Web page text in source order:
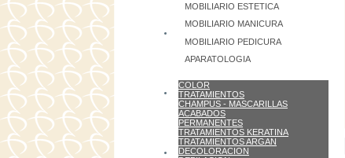
MOBILIARIO ESTETICA
MOBILIARIO MANICURA
MOBILIARIO PEDICURA
APARATOLOGIA
COLOR
TRATAMIENTOS
CHAMPUS - MASCARILLAS
ACABADOS
PERMANENTES
TRATAMIENTOS KERATINA
TRATAMIENTOS ARGAN
DECOLORACION